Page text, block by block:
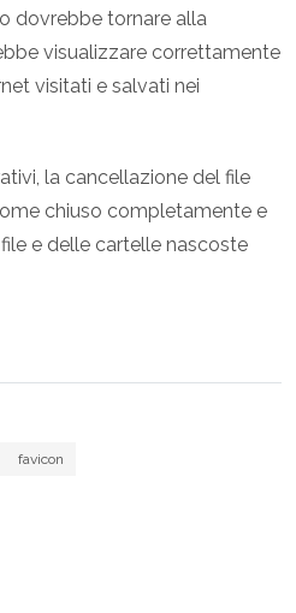
dovrebbe tornare alla
visualizzare correttamente
visitati e salvati nei
la cancellazione del file
chiuso completamente e
e delle cartelle nascoste
favicon